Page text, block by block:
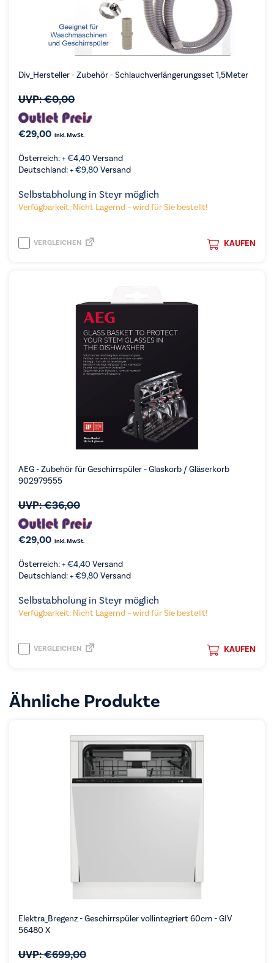
Div_Hersteller - Zubehör - Schlauchverlängerungsset 1,5Meter
UVP:€0,00
€29,00 inkl. MwSt.
Österreich: +€4,40 Versand
Deutschland: +€9,80 Versand
Selbstabholung in Steyr möglich
Verfügbarkeit: Nicht Lagernd – wird für Sie bestellt!
KAUFEN
VERGLEICHEN
AEG - Zubehör für Geschirrspüler - Glaskorb / Gläserkorb
902979555
UVP:€36,00
€29,00 inkl. MwSt.
Österreich: +€4,40 Versand
Deutschland: +€9,80 Versand
Selbstabholung in Steyr möglich
Verfügbarkeit: Nicht Lagernd – wird für Sie bestellt!
KAUFEN
VERGLEICHEN
Ähnliche Produkte
Elektra_Bregenz - Geschirrspüler vollintegriert 60cm - GIV
56480 X
UVP:€699,00